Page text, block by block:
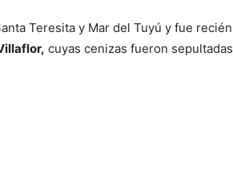
Teresita y Mar del Tuyú y fue recién
cuyas cenizas fueron sepultadas